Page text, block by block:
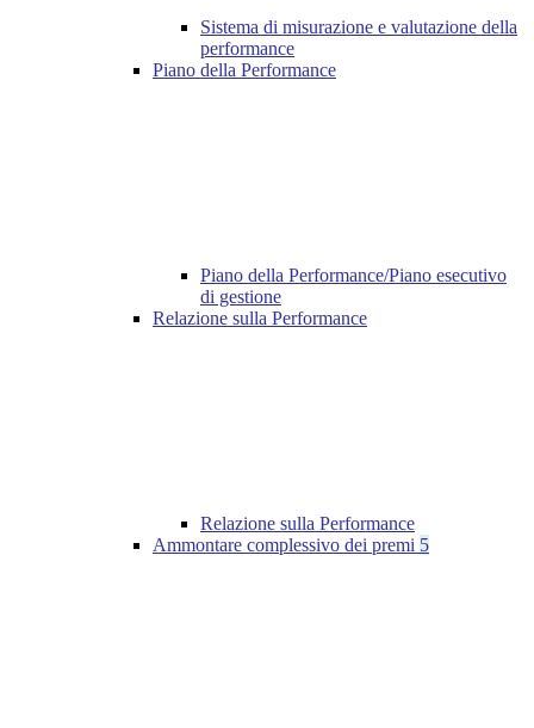
Sistema di misurazione e valutazione della
performance
Piano della Performance
Piano della Performance/Piano esecutivo
di gestione
Relazione sulla Performance
Relazione sulla Performance
Ammontare complessivo dei premi 5